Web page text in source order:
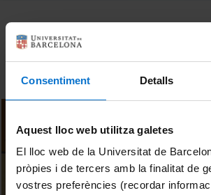
Consentiment Detalls
Aquest lloc web utilitza galetes
El lloc web de la Universitat de
pròpies i de tercers amb la finalitat de
vostres preferències (recordar
Ordenar